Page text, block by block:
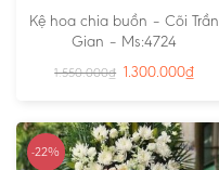
Kệ hoa chia buồn – Cõi Trần
Gian – Ms:4724
1.550.000₫ 1.300.000₫
-22%